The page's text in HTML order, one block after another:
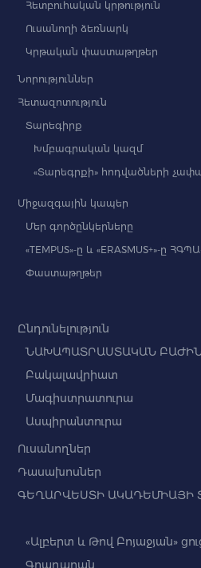
Հետբուհական կրթություն
Ուսանողի ձեռնարկ
Կրթական փաստաթղթեր
Նորություններ
Հետազոտություն
Տարեգիրք
Խմբագրական կազմ
«Տարեգրքի» հոդվածների
Միջազգային կապեր
Մեր գործընկերները
«TEMPUS»-ը և «ERASMUS+»-ը
Փաստաթղթեր
Ընդունելություն
ՆԱԽԱՊԱՏՐԱՍՏԱԿԱՆ
Բակալավրիատ
Մագիստրատուրա
Ասպիրանտուրա
Ուսանողներ
Դասախոսներ
ԳԵՂԱՐՎԵՍՏԻ ԱԿԱԴԵՄԻԱՅԻ
«Ալբերտ և Թով Բոյաջյան»
Գրադարան